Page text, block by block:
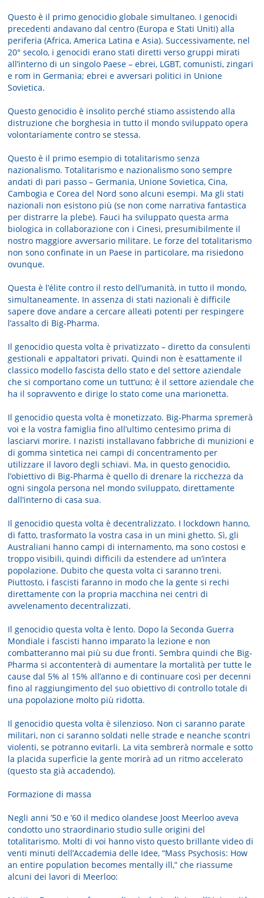
Questo è il primo genocidio globale simultaneo. I genocidi
precedenti andavano dal centro (Europa e Stati Uniti) alla
periferia (Africa, America Latina e Asia). Successivamente, nel
20° secolo, i genocidi erano stati diretti verso gruppi mirati
all’interno di un singolo Paese – ebrei, LGBT, comunisti, zingari
e rom in Germania; ebrei e avversari politici in Unione
Sovietica.
Questo genocidio è insolito perché stiamo assistendo alla
distruzione che borghesia in tutto il mondo sviluppato opera
volontariamente contro se stessa.
Questo è il primo esempio di totalitarismo senza
nazionalismo. Totalitarismo e nazionalismo sono sempre
andati di pari passo – Germania, Unione Sovietica, Cina,
Cambogia e Corea del Nord sono alcuni esempi. Ma gli stati
nazionali non esistono più (se non come narrativa fantastica
per distrarre la plebe). Fauci ha sviluppato questa arma
biologica in collaborazione con i Cinesi, presumibilmente il
nostro maggiore avversario militare. Le forze del totalitarismo
non sono confinate in un Paese in particolare, ma risiedono
ovunque.
Questa è l’élite contro il resto dell’umanità, in tutto il mondo,
simultaneamente. In assenza di stati nazionali è difficile
sapere dove andare a cercare alleati potenti per respingere
l’assalto di Big-Pharma.
Il genocidio questa volta è privatizzato – diretto da consulenti
gestionali e appaltatori privati. Quindi non è esattamente il
classico modello fascista dello stato e del settore aziendale
che si comportano come un tutt’uno; è il settore aziendale che
ha il sopravvento e dirige lo stato come una marionetta.
Il genocidio questa volta è monetizzato. Big-Pharma spremerà
voi e la vostra famiglia fino all’ultimo centesimo prima di
lasciarvi morire. I nazisti installavano fabbriche di munizioni e
di gomma sintetica nei campi di concentramento per
utilizzare il lavoro degli schiavi. Ma, in questo genocidio,
l’obiettivo di Big-Pharma è quello di drenare la ricchezza da
ogni singola persona nel mondo sviluppato, direttamente
dall’interno di casa sua.
Il genocidio questa volta è decentralizzato. I lockdown hanno,
di fatto, trasformato la vostra casa in un mini ghetto. Sì, gli
Australiani hanno campi di internamento, ma sono costosi e
troppo visibili, quindi difficili da estendere ad un’intera
popolazione. Dubito che questa volta ci saranno treni.
Piuttosto, i fascisti faranno in modo che la gente si rechi
direttamente con la propria macchina nei centri di
avvelenamento decentralizzati.
Il genocidio questa volta è lento. Dopo la Seconda Guerra
Mondiale i fascisti hanno imparato la lezione e non
combatteranno mai più su due fronti. Sembra quindi che Big-
Pharma si accontenterà di aumentare la mortalità per tutte le
cause dal 5% al 15% all’anno e di continuare così per decenni
fino al raggiungimento del suo obiettivo di controllo totale di
una popolazione molto più ridotta.
Il genocidio questa volta è silenzioso. Non ci saranno parate
militari, non ci saranno soldati nelle strade e neanche scontri
violenti, se potranno evitarli. La vita sembrerà normale e sotto
la placida superficie la gente morirà ad un ritmo accelerato
(questo sta già accadendo).
Formazione di massa
Negli anni ’50 e ’60 il medico olandese Joost Meerloo aveva
condotto uno straordinario studio sulle origini del
totalitarismo. Molti di voi hanno visto questo brillante video di
venti minuti dell’Accademia delle Idee, “Mass Psychosis: How
an entire population becomes mentally ill,” che riassume
alcuni dei lavori di Meerloo: